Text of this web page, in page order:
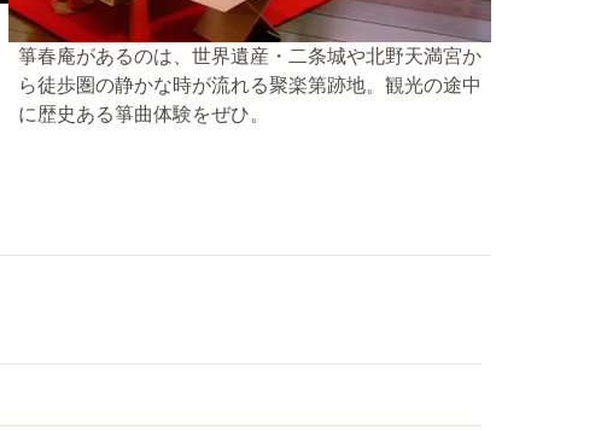
箏春庵があるのは、世界遺産・二条城や北野天満宮か
ら徒歩圏の静かな時が流れる聚楽第跡地。観光の途中
に歴史ある箏曲体験をぜひ。